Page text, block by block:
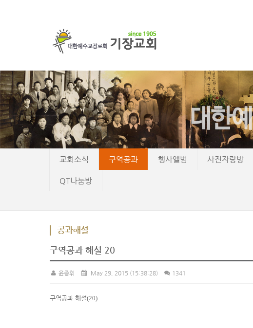
교회소식 구역공과 행사앨범 사진자랑방
QT나눔방
공과해설
구역공과 해설 20
윤종휘 May 29, 2015 (15:38:28) 1341
구역공과 해설(20)